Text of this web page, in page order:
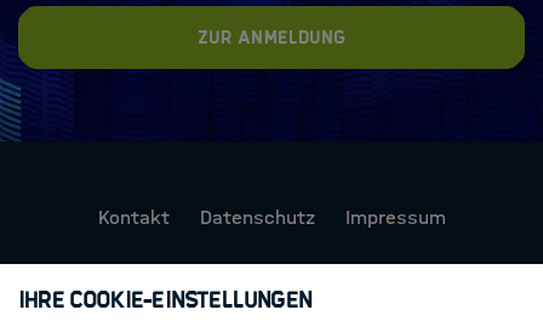
HIDA Steering Board
Newsletter abonnieren
Zur Anmeldung
Kontakt Datenschutz Impressum
Folgen Sie uns
Ihre Cookie-Einstellungen